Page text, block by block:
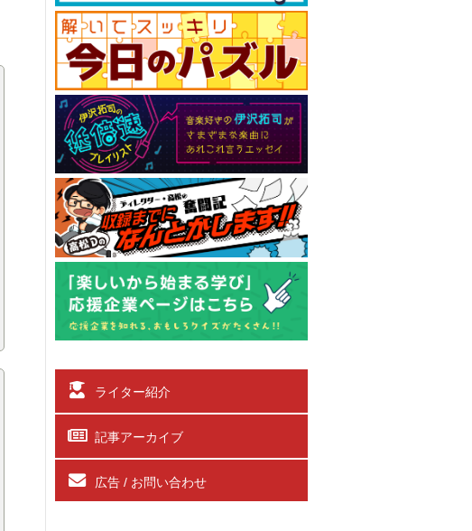
ライター紹介
記事アーカイブ
広告 / お問い合わせ